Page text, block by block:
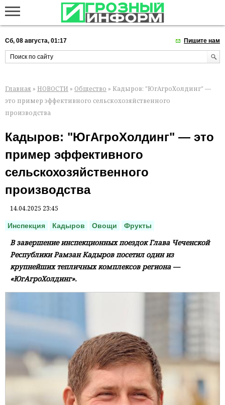
Сб, 08 августа, 01:17 Пишите нам
Главная » НОВОСТИ » Общество » Кадыров: "ЮгАгроХолдинг" —
это пример эффективного сельскохозяйственного
производства
Кадыров: "ЮгАгроХолдинг" — это
пример эффективного
сельскохозяйственного
производства
14.04.2025 23:45
Инспекция Кадыров Овощи Фрукты
В завершение инспекционных поездок Глава Чеченской
Республики Рамзан Кадыров посетил один из
крупнейших тепличных комплексов региона —
«ЮгАгроХолдинг».